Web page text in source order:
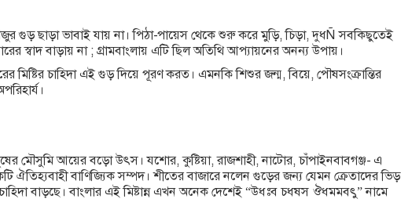
গুড় ছাড়া ভাবাই যায় না। পিঠা-পায়েস থেকে শুরু করে মুড়ি, চিড়া, দুধÑ সবকিছুতেই
স্বাদ বাড়ায় না ; গ্রামবাংলায় এটি ছিল অতিথি আপ্যায়নের অনন্য উপায়।
মিষ্টির চাহিদা এই গুড় দিয়ে পূরণ করত। এমনকি শিশুর জন্ম, বিয়ে, পৌষসংক্রান্তির
মৌসুমি আয়ের বড়ো উৎস। যশোর, কুষ্টিয়া, রাজশাহী, নাটোর, চাঁপাইনবাবগঞ্জ- এ
ঐতিহ্যবাহী বাণিজ্যিক সম্পদ। শীতের বাজারে নলেন গুড়ের জন্য যেমন ক্রেতাদের ভিড়
বাড়ছে। বাংলার এই মিষ্টান্ন এখন অনেক দেশেই “উধঃব চধষস ঔধমমবৎু” নামে